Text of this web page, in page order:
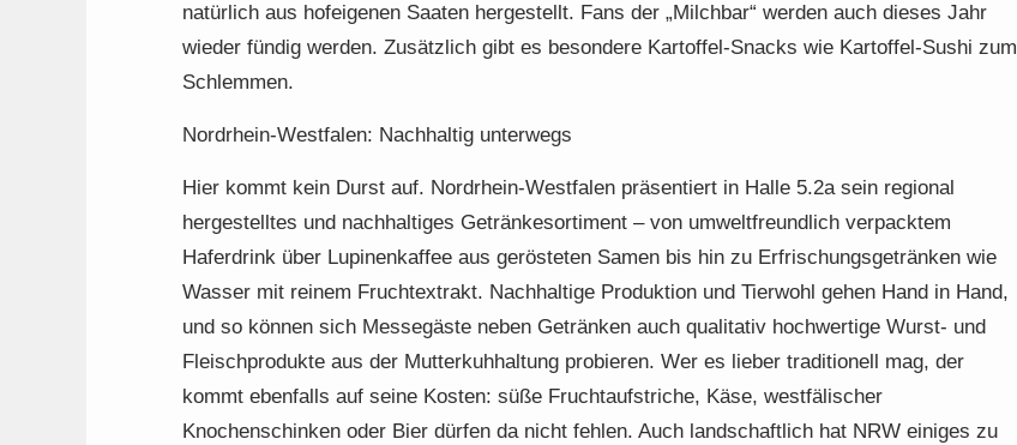
natürlich aus hofeigenen Saaten hergestellt. Fans der „Milchbar“ werden auch dieses Jahr
wieder fündig werden. Zusätzlich gibt es besondere Kartoffel-Snacks wie Kartoffel-Sushi zum
Schlemmen.
Nordrhein-Westfalen: Nachhaltig unterwegs
Hier kommt kein Durst auf. Nordrhein-Westfalen präsentiert in Halle 5.2a sein regional
hergestelltes und nachhaltiges Getränkesortiment – von umweltfreundlich verpacktem
Haferdrink über Lupinenkaffee aus gerösteten Samen bis hin zu Erfrischungsgetränken wie
Wasser mit reinem Fruchtextrakt. Nachhaltige Produktion und Tierwohl gehen Hand in Hand,
und so können sich Messegäste neben Getränken auch qualitativ hochwertige Wurst- und
Fleischprodukte aus der Mutterkuhhaltung probieren. Wer es lieber traditionell mag, der
kommt ebenfalls auf seine Kosten: süße Fruchtaufstriche, Käse, westfälischer
Knochenschinken oder Bier dürfen da nicht fehlen. Auch landschaftlich hat NRW einiges zu